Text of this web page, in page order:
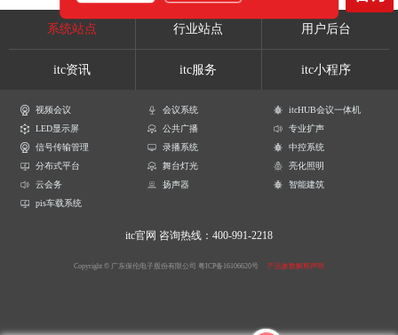
系统站点 行业站点 用户后台
itc资讯 itc服务 itc小程序
视频会议 会议系统
itcHUB会议一体机
LED显示屏
公共广播
专业扩声
信号传输管理
录播系统
中控系统
分布式平台
舞台灯光
亮化照明
云会务
扬声器
智能建筑
pis车载系统
itc官网 咨询热线：400-991-2218
Copyright © 广东保伦电子股份有限公司 粤ICP备16106620号 产品参数解释声明